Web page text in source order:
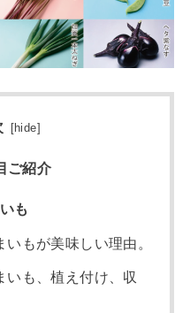
[hide]
ご紹介
も
もが美味しい理由。
いも、植え付け、収